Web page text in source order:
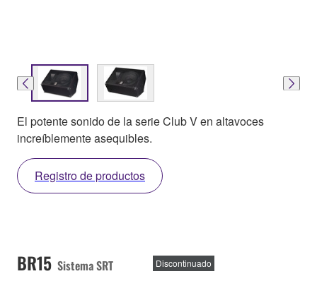
El potente sonido de la serie Club V en altavoces
increíblemente asequibles.
Registro de productos
BR15 Sistema SRT Discontinuado